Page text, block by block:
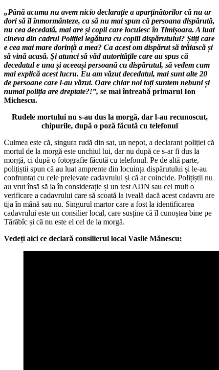
„Până acuma nu avem nicio declarație a aparținătorilor că nu ar
dori să îl înmormânteze, ca să nu mai spun că persoana dispărută,
nu cea decedată, mai are și copii care locuiesc în Timișoara. A luat
cineva din cadrul Poliției legătura cu copiii dispărutului? Știți care
e cea mai mare dorință a mea? Ca acest om dispărut să trăiască și
să vină acasă. Și atunci să văd autoritățile care au spus că
decedatul e una și aceeași persoană cu dispărutul, să vedem cum
mai explică acest lucru. Eu am văzut decedatul, mai sunt alte 20
de persoane care l-au văzut. Oare chiar noi toți suntem nebuni și
numai poliția are dreptate?!”, se mai întreabă primarul Ion
Michescu.
Rudele mortului nu s-au dus la morgă, dar l-au recunoscut,
chipurile, după o poză făcută cu telefonul
Culmea este că, singura rudă din sat, un nepot, a declarant poliției că
mortul de la morgă este unchiul lui, dar nu după ce s-ar fi dus la
morgă, ci după o fotografie făcută cu telefonul. Pe de altă parte,
polițiștii spun că au luat amprente din locuința dispărutului și le-au
confruntat cu cele prelevate cadavrului și că ar coincide. Polițiștii nu
au vrut însă să ia în considerație și un test ADN sau cel mult o
verificare a cadavrului care să scoată la iveală dacă acest cadavru are
tija în mână sau nu. Singurul martor care a fost la identificarea
cadavrului este un consilier local, care susține că îl cunoștea bine pe
Tărăbîc și că nu este el cel de la morgă.
Vedeți aici ce declară consilierul local Vasile Mănescu: